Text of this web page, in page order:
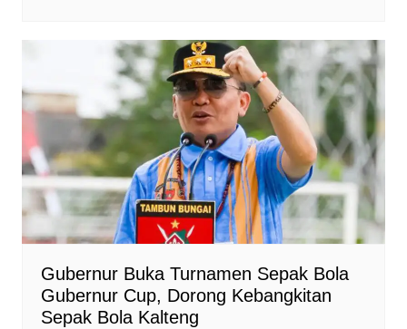
Gubernur Buka Turnamen Sepak Bola
Gubernur Cup, Dorong Kebangkitan
Sepak Bola Kalteng